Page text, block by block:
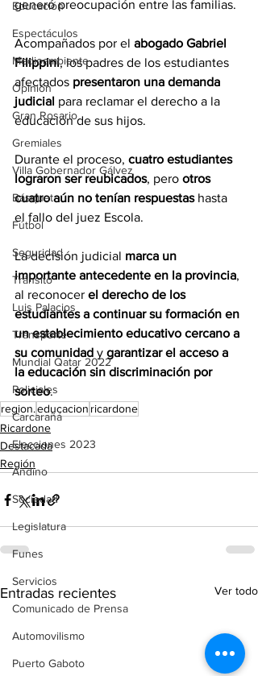
Educación
Espectáculos
Medioambiente
Opinión
Gran Rosario
Gremiales
Villa Gobernador Gálvez
Básquet
Fútbol
Seguridad
Tránsito
Luis Palacios
Transporte
Mundial Qatar 2022
Policiales
Carcarañá
Elecciones 2023
Andino
Sociedad
Legislatura
Funes
Servicios
Comunicado de Prensa
Automovilismo
Puerto Gaboto
generó preocupación entre las familias.
Acompañados por el abogado Gabriel
Filippini, los padres de los estudiantes
afectados presentaron una demanda
judicial para reclamar el derecho a la
educación de sus hijos.
Durante el proceso, cuatro estudiantes
lograron ser reubicados, pero otros
cuatro aún no tenían respuestas hasta
el fallo del juez Escola.
La decisión judicial marca un
importante antecedente en la provincia,
al reconocer el derecho de los
estudiantes a continuar su formación en
un establecimiento educativo cercano a
su comunidad y garantizar el acceso a
la educación sin discriminación por
sorteo.
region.educacion ricardone
Ricardone
Destacada
Región
Entradas recientes Ver todo